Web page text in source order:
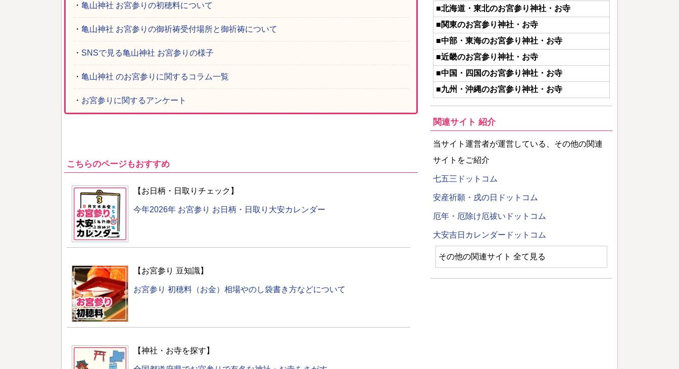
・ 亀山神社 お宮参りの初穂料について
・ 亀山神社 お宮参りの御祈祷受付場所と御祈祷について
・ SNSで見る亀山神社 お宮参りの様子
・ 亀山神社 のお宮参りに関するコラム一覧
・ お宮参りに関するアンケート
こちらのページもおすすめ
【お日柄・日取りチェック】
今年2026年 お宮参り お日柄・日取り大安カレンダー
【お宮参り 豆知識】
お宮参り 初穂料（お金）相場やのし袋書き方などについて
【神社・お寺を探す】
■北海道・東北のお宮参り神社・お寺
■関東のお宮参り神社・お寺
■中部・東海のお宮参り神社・お寺
■近畿のお宮参り神社・お寺
■中国・四国のお宮参り神社・お寺
■九州・沖縄のお宮参り神社・お寺
関連サイト 紹介
当サイト運営者が運営している、その他の関連
サイトをご紹介
七五三ドットコム
安産祈願・戌の日ドットコム
厄年・厄除け厄祓いドットコム
大安吉日カレンダードットコム
その他の関連サイト 全て見る